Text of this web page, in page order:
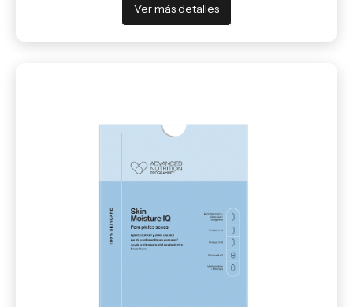
Ver más detalles